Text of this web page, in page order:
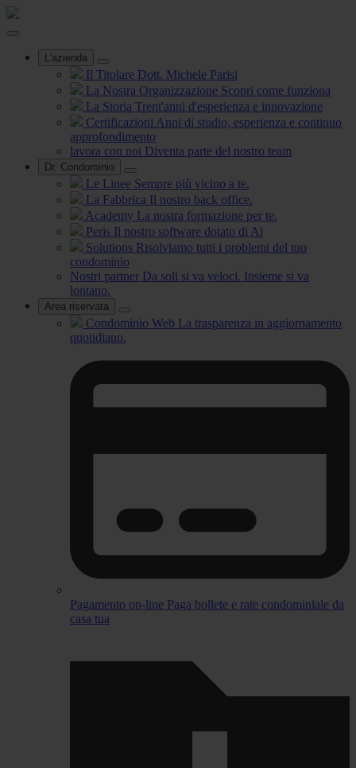
L'azienda
Il Titolare Dott. Michele Parisi
La Nostra Organizzazione Scopri come funziona
La Storia Trent'anni d'esperienza e innovazione
Certificazioni Anni di studio, esperienza e continuo
approfondimento
lavora con noi Diventa parte del nostro team
Dr. Condominio
Le Linee Sempre più vicino a te.
La Fabbrica Il nostro back office.
Academy La nostra formazione per te.
Peris Il nostro software dotato di Ai
Solutions Risolviamo tutti i problemi del tuo
condominio
Nostri partner Da soli si va veloci. Insieme si va
lontano.
Area riservata
Condominio Web La trasparenza in aggiornamento
quotidiano.
Pagamento on-line Paga bollete e rate condominiale da
casa tua